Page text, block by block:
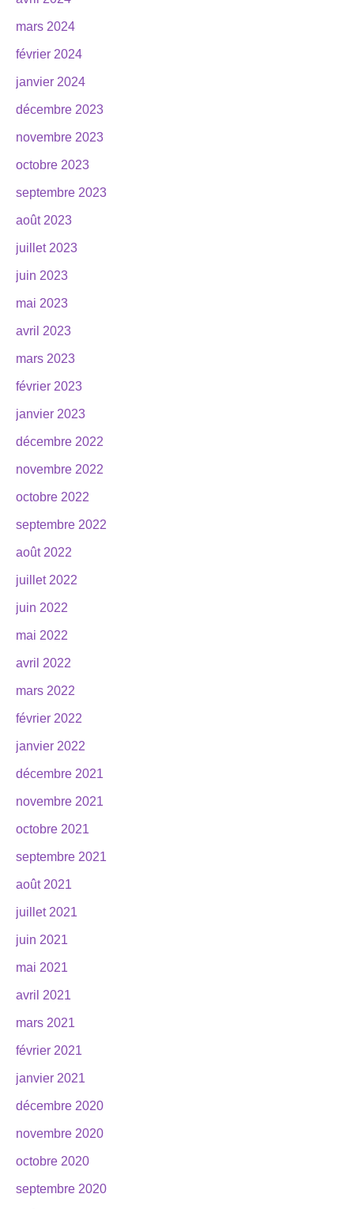
mars 2024
février 2024
janvier 2024
décembre 2023
novembre 2023
octobre 2023
septembre 2023
août 2023
juillet 2023
juin 2023
mai 2023
avril 2023
mars 2023
février 2023
janvier 2023
décembre 2022
novembre 2022
octobre 2022
septembre 2022
août 2022
juillet 2022
juin 2022
mai 2022
avril 2022
mars 2022
février 2022
janvier 2022
décembre 2021
novembre 2021
octobre 2021
septembre 2021
août 2021
juillet 2021
juin 2021
mai 2021
avril 2021
mars 2021
février 2021
janvier 2021
décembre 2020
novembre 2020
octobre 2020
septembre 2020